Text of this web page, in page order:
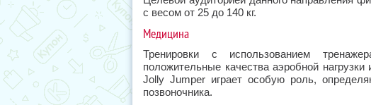
с весом от 25 до 140 кг.
Медицина
Тренировки с использованием
положительные качества аэробной
Jolly Jumper играет особую роль,
позвоночника.